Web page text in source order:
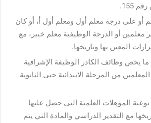
155.
أو على درجة معلم أول ومعلم أول أ، أو كان
معلمين أو الدرجة الوظيفية معلم خبير، مع
المعين بها وتاريخها.
يخص وظائف الكادر الوظيفة الإشرافية
من المرحلة الابتدائية حتى الثانوية
نوعية المؤهلات العلمية التي حصل عليها
مع التقدير الدراسي والمادة التي يتم